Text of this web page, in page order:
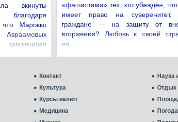
вкинуты
благодаря
Марокко
«фашистами» тех, кто убеждён,
имеет право на
граждане — на защиту от
вторжения? Любовь к своей
не…
Контакт Наука
Культура Отдых
Курсы валют
Медицина